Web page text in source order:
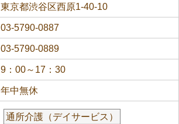
東京都渋谷区西原1-40-10
03-5790-0887
03-5790-0889
9：00～17：30
年中無休
通所介護（デイサービス）